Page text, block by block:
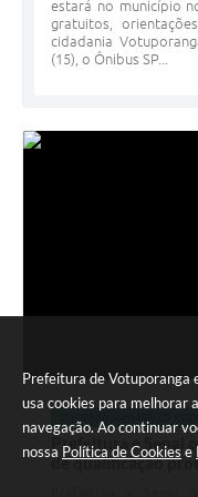
Prefeitura de Votuporanga
usa cookies para melhorar
navegação. Ao continuar
nossa Política de Cookies e
estará no município
gratuitos,
cidadania
(15), o Ônibus SP...
Prefeitura e
de qualificação